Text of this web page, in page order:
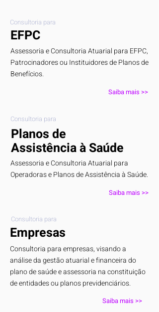
Consultoria para
EFPC
Assessoria e Consultoria Atuarial para EFPC,
Patrocinadores ou Instituidores de Planos de
Benefícios.
Saiba mais >>
Consultoria para
Planos de
Assistência à Saúde
Assessoria e Consultoria Atuarial para
Operadoras e Planos de Assistência à Saúde.
Saiba mais >>
Consultoria para
Empresas
Consultoria para empresas, visando a
análise da gestão atuarial e financeira do
plano de saúde e assessoria na constituição
de entidades ou planos previdenciários.
Saiba mais >>